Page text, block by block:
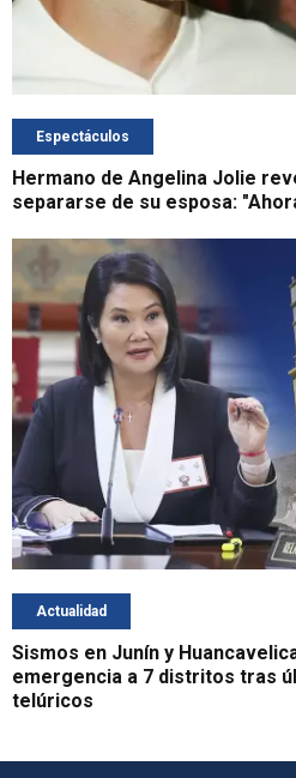
Espectáculos
Hermano de Angelina Jolie
separarse de su esposa:
Actualidad
Sismos en Junín y
emergencia a 7 distritos tras
telúricos